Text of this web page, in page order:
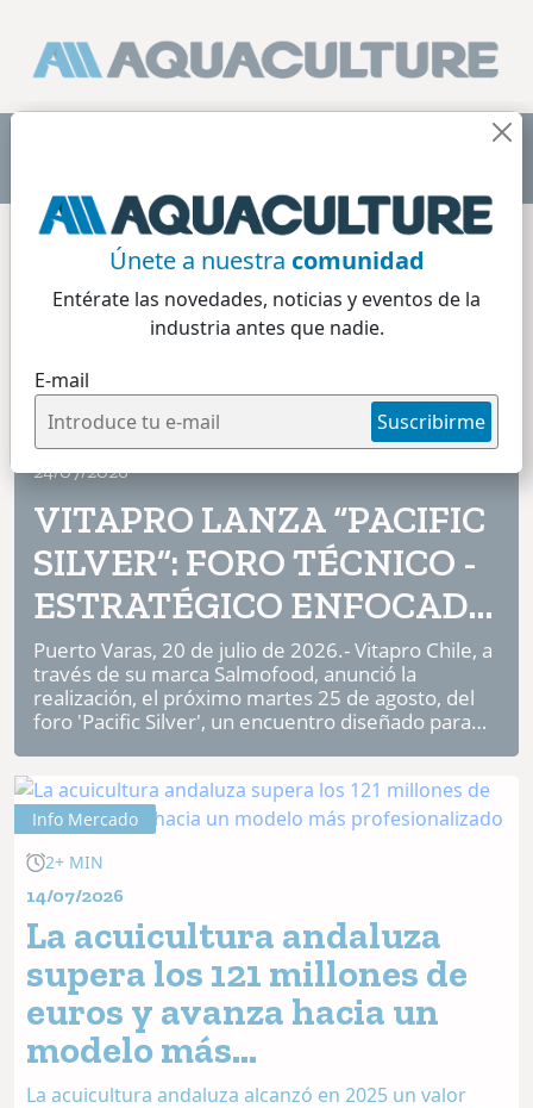
Únete a nuestra comunidad
Entérate las novedades, noticias y eventos de la
industria antes que nadie.
E-mail
Suscribirme
Home/Info Mercado
Info Mercado
4 min de lectura
24/07/2026
VITAPRO LANZA “PACIFIC
SILVER”: FORO TÉCNICO -
ESTRATÉGICO ENFOCADO
EN SALMÓN COHO
Puerto Varas, 20 de julio de 2026.- Vitapro Chile, a
través de su marca Salmofood, anunció la
realización, el próximo martes 25 de agosto, del
foro 'Pacific Silver', un encuentro diseñado para
Info Mercado
2+ MIN
14/07/2026
La acuicultura andaluza
supera los 121 millones de
euros y avanza hacia un
modelo más
profesionalizado
La acuicultura andaluza alcanzó en 2025 un valor